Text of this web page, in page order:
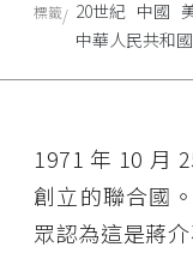
1971 年 10 月
創立的聯合國
眾認為這是蔣
標籤 20世紀 中國
中華人民共和國